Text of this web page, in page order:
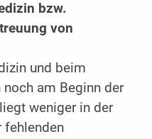
bzw.
von
und beim
am Beginn der
weniger in der
fehlenden